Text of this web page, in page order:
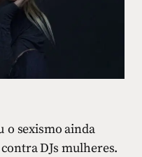
o sexismo ainda
DJs mulheres.